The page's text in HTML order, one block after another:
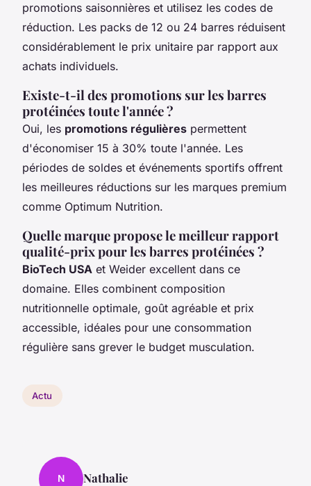
promotions saisonnières et utilisez les codes de
réduction. Les packs de 12 ou 24 barres réduisent
considérablement le prix unitaire par rapport aux
achats individuels.
Existe-t-il des promotions sur les barres
protéinées toute l'année ?
Oui, les promotions régulières permettent
d'économiser 15 à 30% toute l'année. Les
périodes de soldes et événements sportifs offrent
les meilleures réductions sur les marques premium
comme Optimum Nutrition.
Quelle marque propose le meilleur rapport
qualité-prix pour les barres protéinées ?
BioTech USA et Weider excellent dans ce
domaine. Elles combinent composition
nutritionnelle optimale, goût agréable et prix
accessible, idéales pour une consommation
régulière sans grever le budget musculation.
Actu
N Nathalie